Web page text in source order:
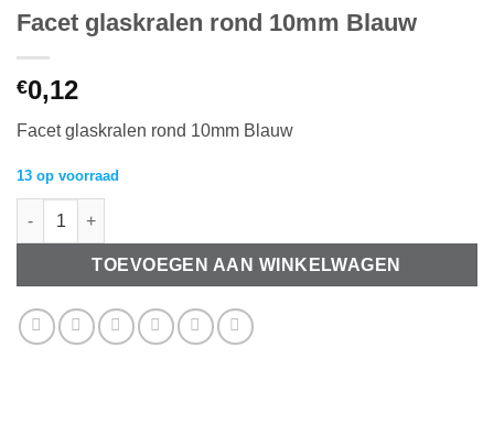
Facet glaskralen rond 10mm Blauw
€0,12
Facet glaskralen rond 10mm Blauw
13 op voorraad
Facet glaskralen rond 10mm Blauw aantal
TOEVOEGEN AAN WINKELWAGEN